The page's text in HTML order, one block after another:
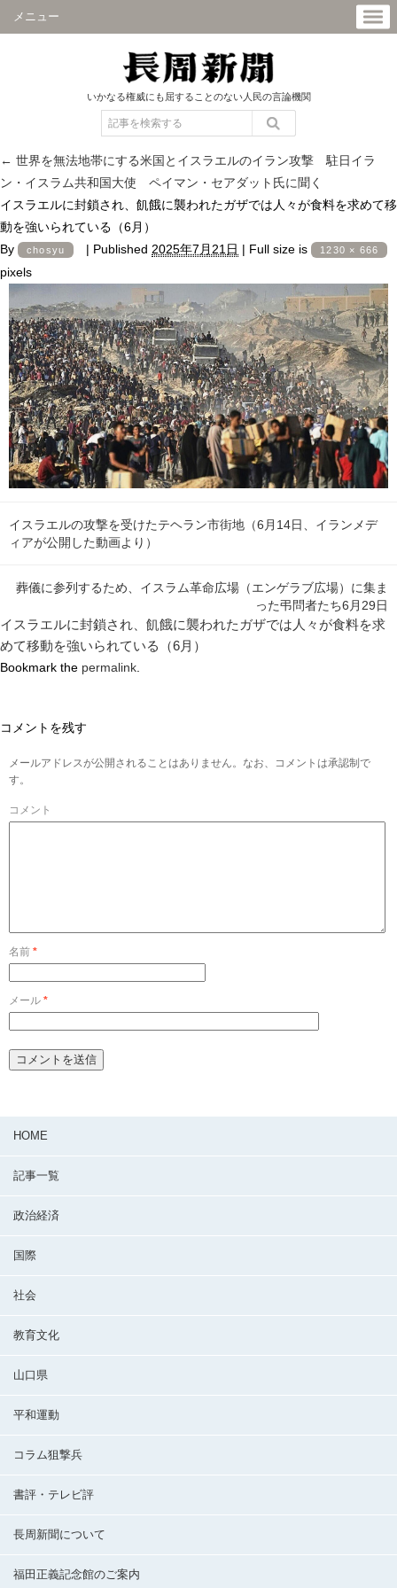
メニュー
いかなる権威にも屈することのない人民の言論機関
← 世界を無法地帯にする米国とイスラエルのイラン攻撃 駐日イラ
ン・イスラム共和国大使 ペイマン・セアダット氏に聞く
イスラエルに封鎖され、飢餓に襲われたガザでは人々が食料を求めて移
動を強いられている（6月）
By
chosyu | Published 2025年7月21日 | Full size is 1230 × 666
pixels
イスラエルの攻撃を受けたテヘラン市街地（6月14日、イランメデ
ィアが公開した動画より）
葬儀に参列するため、イスラム革命広場（エンゲラブ広場）に集ま
った弔問者たち6月29日
イスラエルに封鎖され、飢餓に襲われたガザでは人々が食料を求
めて移動を強いられている（6月）
Bookmark the permalink.
コメントを残す
メールアドレスが公開されることはありません。なお、コメントは承認制で
す。
コメント
名前 *
メール *
HOME
記事一覧
政治経済
国際
社会
教育文化
山口県
平和運動
コラム狙撃兵
書評・テレビ評
長周新聞について
福田正義記念館のご案内